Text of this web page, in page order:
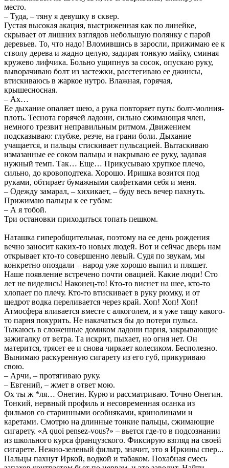
место.
– Туда, – тяну я девушку в сквер.
Густая высокая акация, выстриженная как по линейке,
скрывает от лишних взглядов небольшую полянку с парой
деревьев. То, что надо! Вломившись в заросли, прижимаю ее к
стволу дерева и жадно целую, задирая тонкую майку, сминая
кружево лифчика. Больно ущипнув за сосок, опускаю руку,
выворачиваю болт из застежки, расстегиваю ее джинсы,
втискиваюсь в жаркое нутро. Влажная, горячая,
крышесносная.
– Ах…
Ее дыхание опаляет шею, а рука повторяет путь: болт-молния-
плоть. Теснота горячей ладони, сильно сжимающая член,
немного трезвит неправильным ритмом. Движением
подсказываю: глубже, резче, на грани боли. Дыхание
учащается, и пальцы стискивает пульсацией. Вытаскиваю
измазанные ее соком пальцы и накрываю ее руку, задавая
нужный темп. Так… Еще… Прикусываю хрупкое плечо,
сильно, до кровоподтека. Хорошо. Иришка возится под
руками, обтирает бумажными салфетками себя и меня.
– Одежду замарал, – хихикает, – буду весь вечер пахнуть.
Прижимаю пальцы к ее губам:
– А я тобой.
Три остановки приходиться топать пешком.
Наташка гиперобщительная, поэтому на ее день рождения
вечно заносит каких-то новых людей. Вот и сейчас дверь нам
открывает кто-то совершенно левый. Судя по звукам, мы
конкретно опоздали – народ уже хорошо выпил и пляшет.
Наше появление встречено почти овацией. Какие люди! Сто
лет не виделись! Наконец-то! Кто-то виснет на шее, кто-то
хлопает по плечу. Кто-то втискивает в руку рюмку, и от
щедрот водка переливается через край. Хоп! Хоп! Хоп!
Атмосфера вливается вместе с алкоголем, и я уже тащу какого-
то парня покурить. Не накачаться бы до потери пульса.
Тыкаюсь в сложенные домиком ладони парня, закрывающие
зажигалку от ветра. Та искрит, пыхает, но огня нет. Он
матерится, трясет ее и снова чиркает колесиком. Бесполезно.
Вынимаю раскуренную сигарету из его губ, прикуриваю
свою.
– Арчи, – протягиваю руку.
– Евгений, – жмет в ответ мою.
Ох ты ж *ля… Онегин. Курю и рассматриваю. Точно Онегин.
Тонкий, нервный профиль и несовременная осанка из
фильмов со старинными особняками, кринолинами и
каретами. Смотрю на длинные тонкие пальцы, сжимающие
сигарету. «A quoi pensez-vous?» – вьется где-то в подсознании
из школьного курса французского. Фиксирую взгляд на своей
сигарете. Нежно-зеленый фильтр, значит, это я Иркины спер...
Пальцы пахнут Иркой, водкой и табаком. Похабная смесь